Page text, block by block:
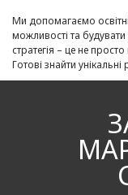
Ми допомагаємо
можливості та
стратегія – це не
Готові знайти